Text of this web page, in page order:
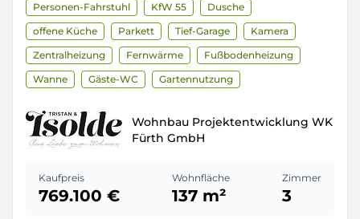
Personen-Fahrstuhl
KfW 55
Dusche
offene Küche
Parkett Tief-Garage
Kamera
Zentralheizung
Fernwärme
Fußbodenheizung
Wanne
Gäste-WC Gartennutzung
Wohnbau Projektentwicklung WK
Fürth GmbH
Kaufpreis
769.100 €
Wohnfläche
137 m²
Zimmer
3